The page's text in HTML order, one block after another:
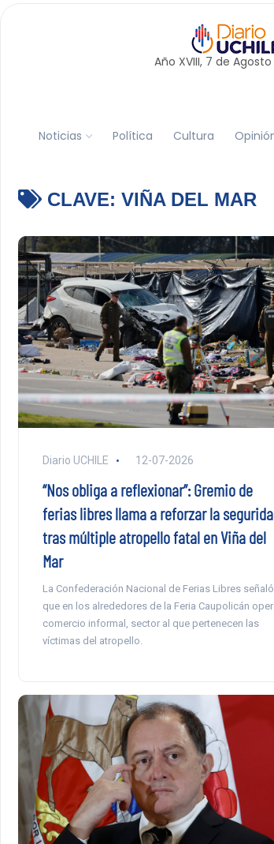
Año XVIII, 7 de Agosto
Noticias Política Cultura
CLAVE: VIÑA DEL MAR
Diario UCHILE 12-07-2026
“Nos obliga a reflexionar”: Gremio de
ferias libres llama a reforzar la
tras múltiple atropello fatal en Viña del
Mar
La Confederación Nacional de Ferias Libres señaló
que en los alrededores de la Feria Caupolicán
comercio informal, sector al que pertenecen las
víctimas del atropello.